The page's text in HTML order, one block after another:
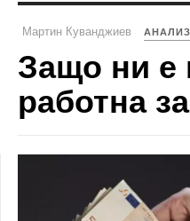
Мартин Куванджиев
Защо ни
работна